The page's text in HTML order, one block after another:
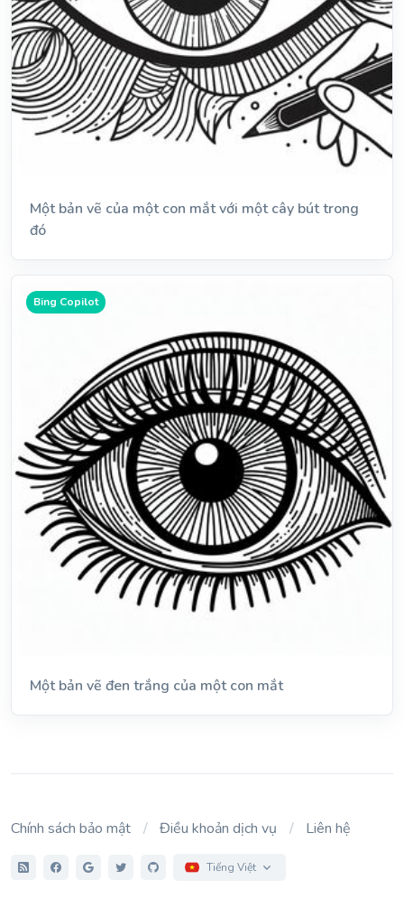
Một bản vẽ của một con mắt với một cây bút trong
đó
Bing Copilot
Một bản vẽ đen trắng của một con mắt
Chính sách bảo mật Điều khoản dịch vụ Liên hệ
Tiếng Việt